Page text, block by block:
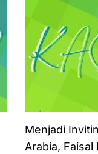
Menjadi
Arabia,